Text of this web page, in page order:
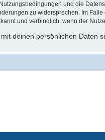
und die
zu widersprechen. Im
und verbindlich, wenn der
deinen persönlichen Daten